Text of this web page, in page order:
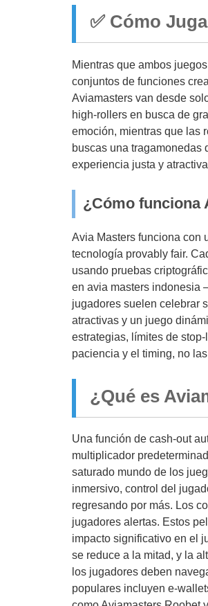
✅ Cómo
Mientras que ambos
conjuntos de funciones
Aviamasters van desde
high-rollers en busca de
emoción, mientras que las
buscas una tragamonedas
experiencia justa y
¿Cómo funciona
Avia Masters funciona con
tecnología provably fair.
usando pruebas
en avia masters indonesia
jugadores suelen celebrar
atractivas y un juego
estrategias, límites de
paciencia y el timing, no
¿Qué es
Una función de cash-out
multiplicador
saturado mundo de los
inmersivo, control del
regresando por más. Los
jugadores alertas. Estos
impacto significativo en el
se reduce a la mitad, y la
los jugadores deben
populares incluyen e-